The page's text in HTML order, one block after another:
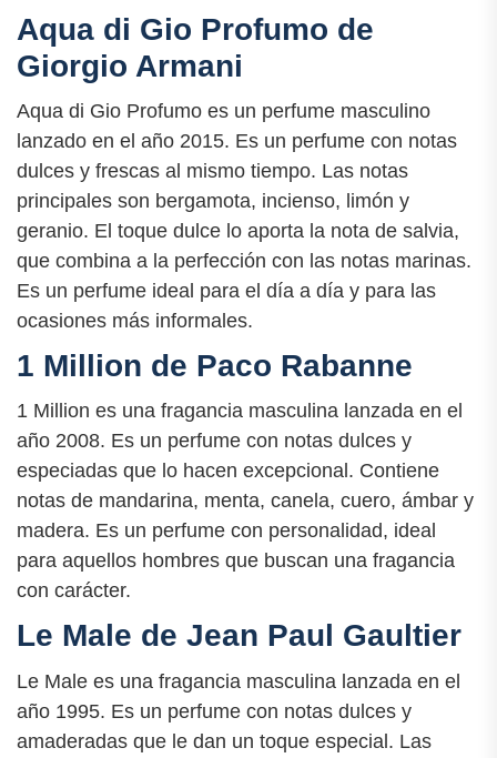
Aqua di Gio Profumo de
Giorgio Armani
Aqua di Gio Profumo es un perfume masculino
lanzado en el año 2015. Es un perfume con notas
dulces y frescas al mismo tiempo. Las notas
principales son bergamota, incienso, limón y
geranio. El toque dulce lo aporta la nota de salvia,
que combina a la perfección con las notas marinas.
Es un perfume ideal para el día a día y para las
ocasiones más informales.
1 Million de Paco Rabanne
1 Million es una fragancia masculina lanzada en el
año 2008. Es un perfume con notas dulces y
especiadas que lo hacen excepcional. Contiene
notas de mandarina, menta, canela, cuero, ámbar y
madera. Es un perfume con personalidad, ideal
para aquellos hombres que buscan una fragancia
con carácter.
Le Male de Jean Paul Gaultier
Le Male es una fragancia masculina lanzada en el
año 1995. Es un perfume con notas dulces y
amaderadas que le dan un toque especial. Las